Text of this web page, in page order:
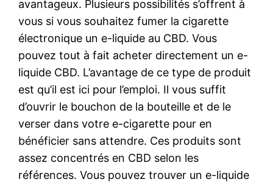
avantageux. Plusieurs possibilités s’offrent à
vous si vous souhaitez fumer la cigarette
électronique un e-liquide au CBD. Vous
pouvez tout à fait acheter directement un e-
liquide CBD. L’avantage de ce type de produit
est qu’il est ici pour l’emploi. Il vous suffit
d’ouvrir le bouchon de la bouteille et de le
verser dans votre e-cigarette pour en
bénéficier sans attendre. Ces produits sont
assez concentrés en CBD selon les
références. Vous pouvez trouver un e-liquide